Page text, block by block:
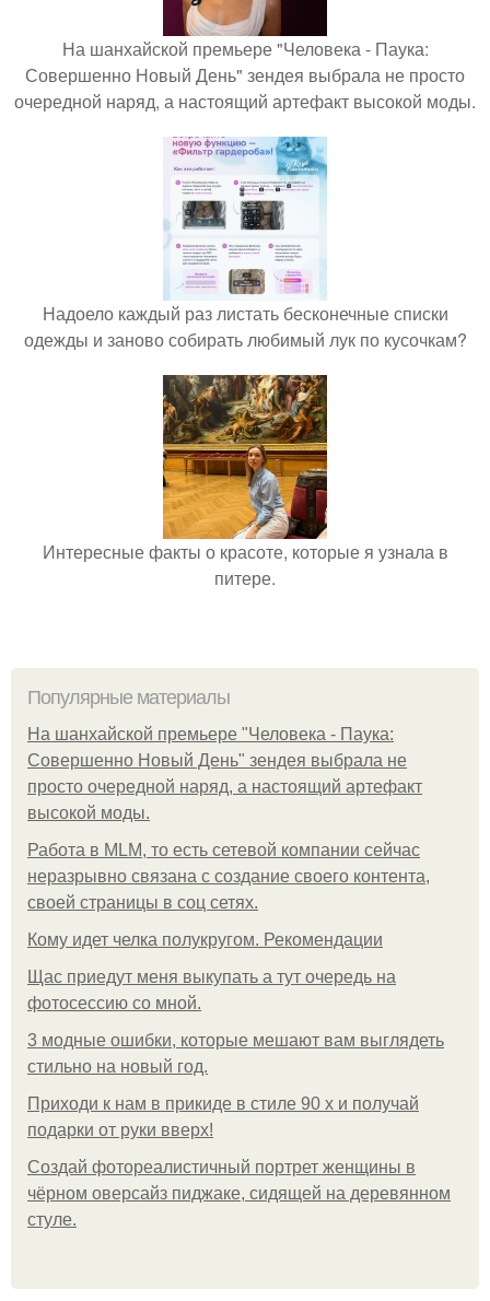
На шанхайской премьере "Человека - Паука:
Совершенно Новый День" зендея выбрала не просто
очередной наряд, а настоящий артефакт высокой моды.
Надоело каждый раз листать бесконечные списки
одежды и заново собирать любимый лук по кусочкам?
Интересные факты о красоте, которые я узнала в
питере.
Популярные материалы
На шанхайской премьере "Человека - Паука:
Совершенно Новый День" зендея выбрала не
просто очередной наряд, а настоящий артефакт
высокой моды.
Работа в MLM, то есть сетевой компании сейчас
неразрывно связана с создание своего контента,
своей страницы в соц сетях.
Кому идет челка полукругом. Рекомендации
Щас приедут меня выкупать а тут очередь на
фотосессию со мной.
3 модные ошибки, которые мешают вам выглядеть
стильно на новый год.
Приходи к нам в прикиде в стиле 90 х и получай
подарки от руки вверх!
Создай фотореалистичный портрет женщины в
чёрном оверсайз пиджаке, сидящей на деревянном
стуле.